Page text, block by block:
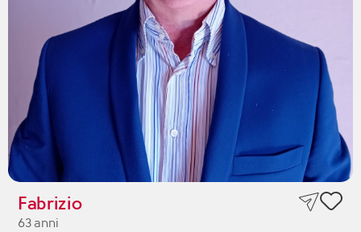
Fabrizio
63 anni